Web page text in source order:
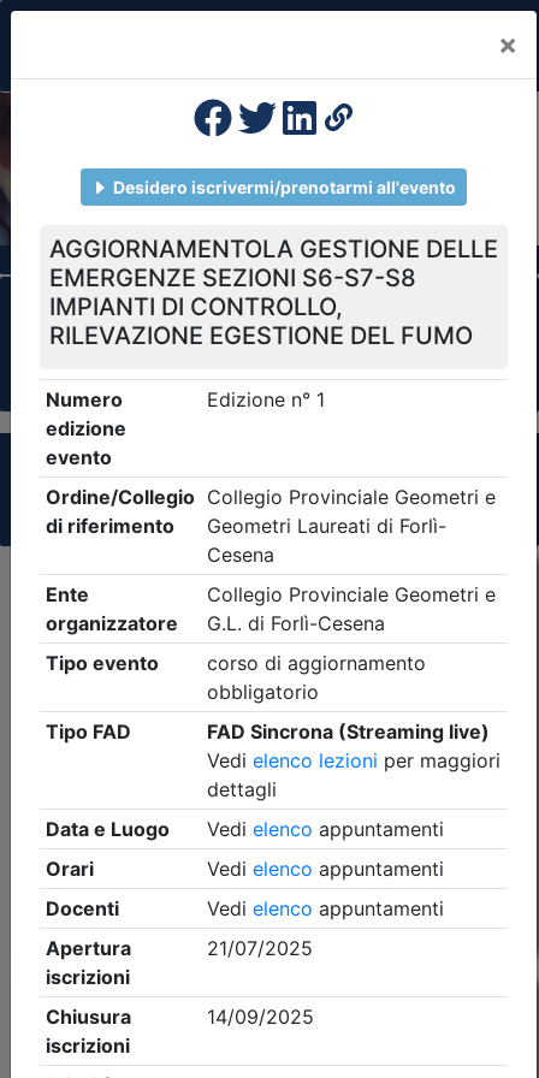
×
Previous
Formazione Professionale Continua
Il portale della formazione per Ordini e
Collegi Professionali
Clicca qui - espandi la sezione dei filtri ricerca
eventi
Criteri di ricerca applicati:
- Tipo Ordine/collegio:Geometri - Ordine:
- Eventi in programma dal
Precedente 1 Successiva
Nessun risultato per i parametri inseriti
Esito della ricerca eventi formativi